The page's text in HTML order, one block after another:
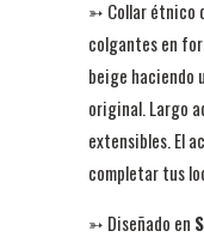
➳ Collar étnico
colgantes en
beige haciendo
original. Largo
extensibles. El
completar tus
➳ Diseñado en